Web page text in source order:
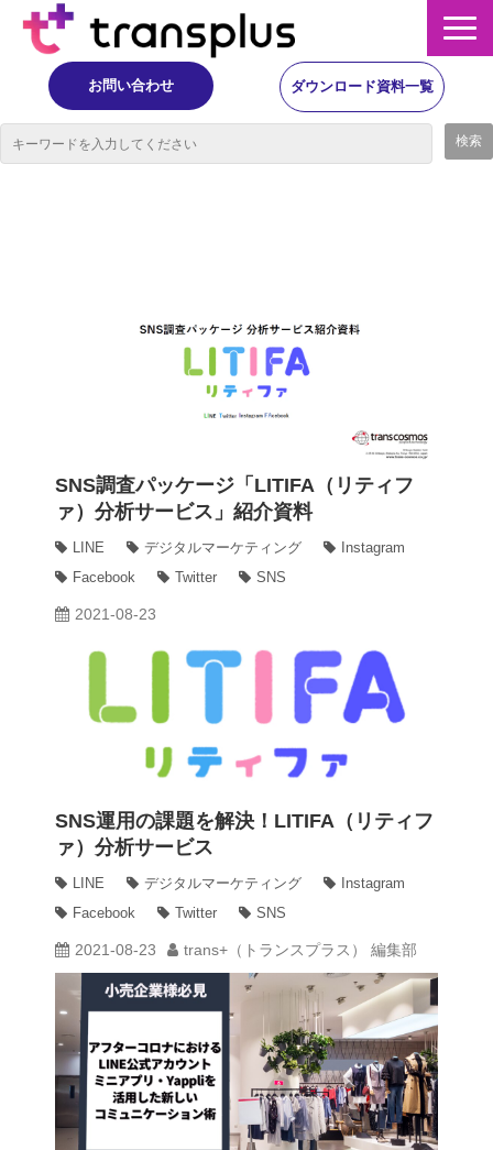
お問い合わせ ダウンロード資料一覧
ニュース
コラム
事例
動画
SNS調査パッケージ「LITIFA（リティフ
ァ）分析サービス」紹介資料
LINE デジタルマーケティング
Instagram
Facebook
Twitter SNS
2021-08-23
SNS運用の課題を解決！LITIFA（リティフ
ァ）分析サービス
LINE デジタルマーケティング
Instagram
Facebook
Twitter SNS
2021-08-23 trans+（トランスプラス） 編集部